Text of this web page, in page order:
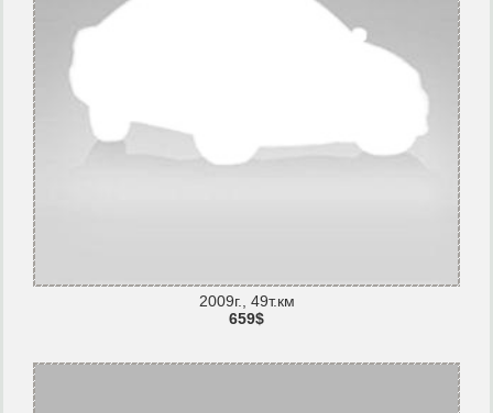
2009г., 49т.км
659$